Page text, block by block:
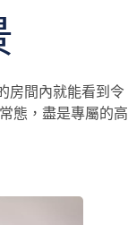
房間內就能看到令
態，盡是專屬的高